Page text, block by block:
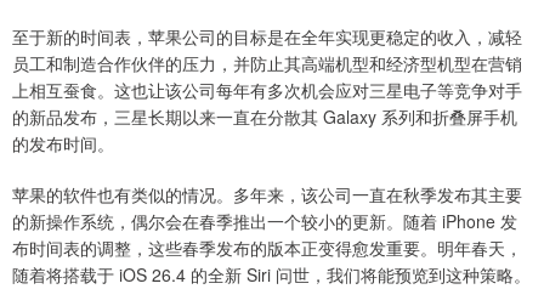
至于新的时间表，苹果公司的目标是在全年实现更稳定的收入，减轻
员工和制造合作伙伴的压力，并防止其高端机型和经济型机型在营销
上相互蚕食。这也让该公司每年有多次机会应对三星电子等竞争对手
的新品发布，三星长期以来一直在分散其 Galaxy 系列和折叠屏手机
的发布时间。
苹果的软件也有类似的情况。多年来，该公司一直在秋季发布其主要
的新操作系统，偶尔会在春季推出一个较小的更新。随着 iPhone 发
布时间表的调整，这些春季发布的版本正变得愈发重要。明年春天，
随着将搭载于 iOS 26.4 的全新 Siri 问世，我们将能预览到这种策略。